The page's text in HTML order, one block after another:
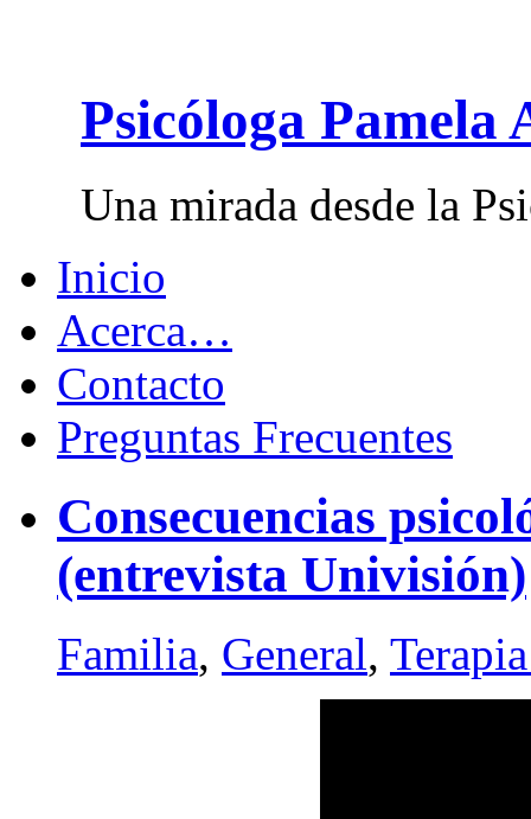
Psicóloga Pamela
Una mirada desde la
Inicio
Acerca…
Contacto
Preguntas Frecuentes
Consecuencias
(entrevista Univisión)
Familia, General,